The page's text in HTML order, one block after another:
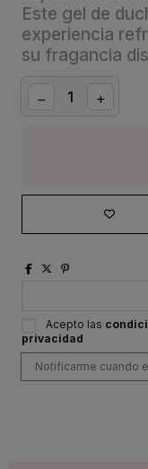
Este gel de
experiencia
su fragancia
Acepto las
privacidad